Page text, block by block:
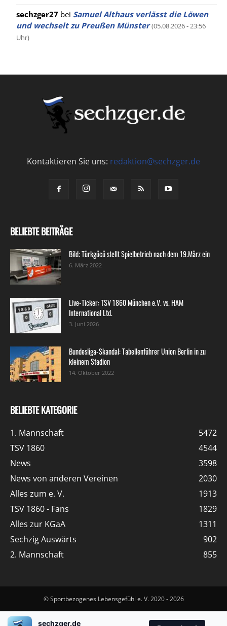
sechzger27 bei Samuel Althaus verlässt die Löwen
und wechselt zu Preußen Münster (05.08.2026 - 23:56
Uhr)
Kontaktieren Sie uns: redaktion@sechzger.de
BELIEBTE BEITRÄGE
Bild: Türkgücü stellt Spielbetrieb nach dem 19.März ein
6. März 2022
Live-Ticker: TSV 1860 München e.V. vs. HAM
International Ltd.
3. Juni 2026
Bundesliga-Skandal: Tabellenführer Union Berlin in zu
kleinem Stadion
14. Oktober 2022
BELIEBTE KATEGORIE
1. Mannschaft
5472
TSV 1860
4544
News
3598
News von anderen Vereinen
2030
Alles zum e. V.
1913
TSV 1860 - Fans
1829
Alles zur KGaA
1311
Sechzig Auswärts
902
2. Mannschaft
855
© Sportbezogenes Lebensgefühl e. V. 2020 - 2026
sechzger.de